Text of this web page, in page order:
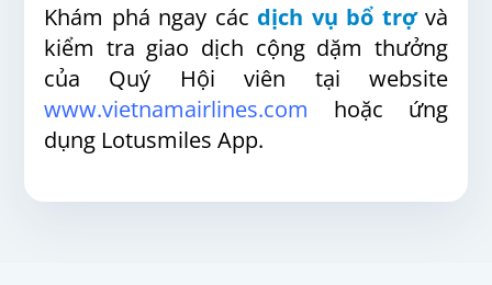
Khám phá ngay các dịch vụ bổ trợvà
kiểm tra giao dịch cộng dặm thưởng
của Quý Hội viên tại website
www.vietnamairlines.com hoặc ứng
dụng Lotusmiles App.